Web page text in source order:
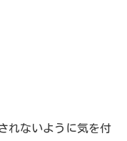
れないように気を付